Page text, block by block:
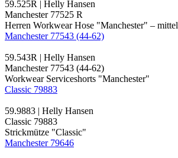
59.525R | Helly Hansen
Manchester 77525 R
Herren Workwear Hose "Manchester" – mittel
Manchester 77543 (44-62)
59.543R | Helly Hansen
Manchester 77543 (44-62)
Workwear Serviceshorts "Manchester"
Classic 79883
59.9883 | Helly Hansen
Classic 79883
Strickmütze "Classic"
Manchester 79646